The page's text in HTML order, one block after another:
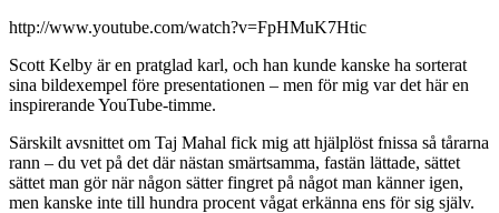
http://www.youtube.com/watch?v=FpHMuK7Htic
Scott Kelby är en pratglad karl, och han kunde kanske ha sorterat
sina bildexempel före presentationen – men för mig var det här en
inspirerande YouTube-timme.
Särskilt avsnittet om Taj Mahal fick mig att hjälplöst fnissa så tårarna
rann – du vet på det där nästan smärtsamma, fastän lättade, sättet
sättet man gör när någon sätter fingret på något man känner igen,
men kanske inte till hundra procent vågat erkänna ens för sig själv.